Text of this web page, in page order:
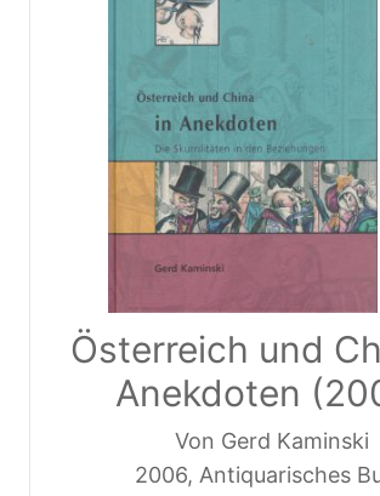
Österreich und
Anekdoten
Von Gerd Kaminski
2006, Antiquarisches